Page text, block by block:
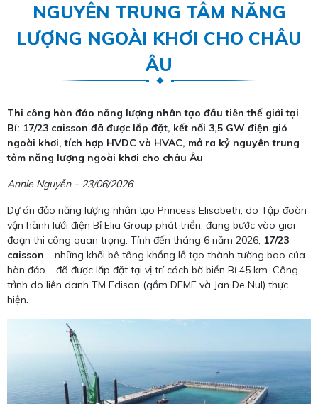
NGUYÊN TRUNG TÂM NĂNG
LƯỢNG NGOÀI KHƠI CHO CHÂU
ÂU
Thi công hòn đảo năng lượng nhân tạo đầu tiên thế giới tại
Bỉ: 17/23 caisson đã được lắp đặt, kết nối 3,5 GW điện gió
ngoài khơi, tích hợp HVDC và HVAC, mở ra kỷ nguyên trung
tâm năng lượng ngoài khơi cho châu Âu
Annie Nguyễn – 23/06/2026
Dự án đảo năng lượng nhân tạo Princess Elisabeth, do Tập đoàn
vận hành lưới điện Bỉ Elia Group phát triển, đang bước vào giai
đoạn thi công quan trọng. Tính đến tháng 6 năm 2026, 17/23
caisson – những khối bê tông khổng lồ tạo thành tường bao của
hòn đảo – đã được lắp đặt tại vị trí cách bờ biển Bỉ 45 km. Công
trình do liên danh TM Edison (gồm DEME và Jan De Nul) thực
hiện.